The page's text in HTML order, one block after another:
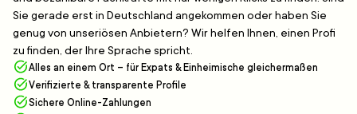
Sie gerade erst in Deutschland angekommen oder haben Sie
genug von unseriösen Anbietern? Wir helfen Ihnen, einen Profi
zu finden, der Ihre Sprache spricht.
Alles an einem Ort – für Expats & Einheimische gleichermaßen
Verifizierte & transparente Profile
Sichere Online-Zahlungen